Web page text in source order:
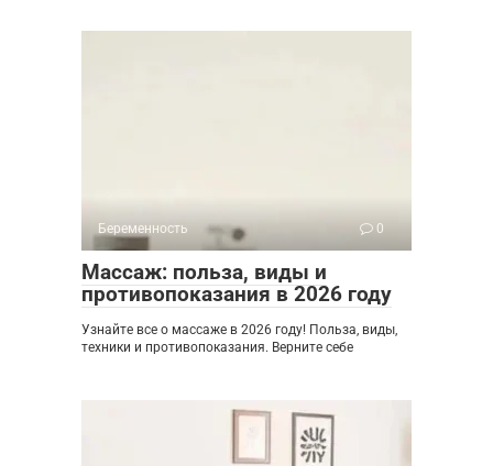
Беременность 0
Массаж: польза, виды и
противопоказания в 2026 году
Узнайте все о массаже в 2026 году! Польза, виды,
техники и противопоказания. Верните себе